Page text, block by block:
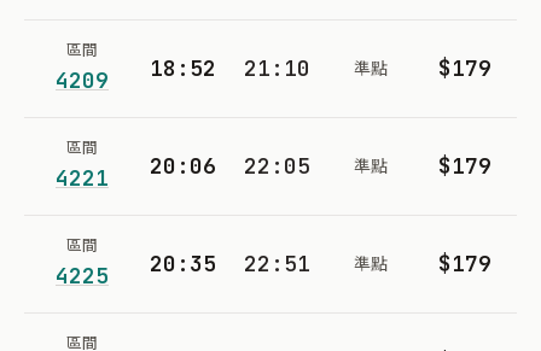
區間
4209 18:52 21:10 準點 $179
區間
4221 20:06 22:05 準點 $179
區間
4225 20:35 22:51 準點 $179
區間